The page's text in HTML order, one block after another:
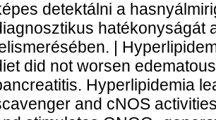
detektálni a
hatékonyságát
|
did not worsen
Hyperlipidemia
and cNOS